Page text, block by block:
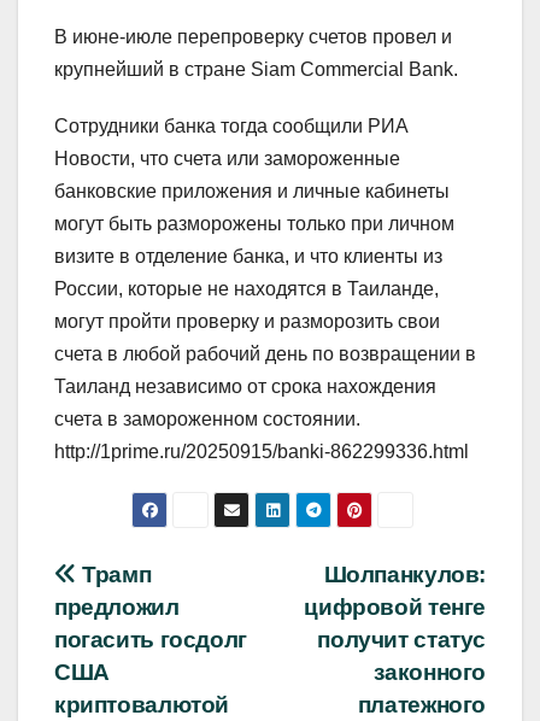
В июне-июле перепроверку счетов провел и
крупнейший в стране Siam Commercial Bank.
Сотрудники банка тогда сообщили РИА
Новости, что счета или замороженные
банковские приложения и личные кабинеты
могут быть разморожены только при личном
визите в отделение банка, и что клиенты из
России, которые не находятся в Таиланде,
могут пройти проверку и разморозить свои
счета в любой рабочий день по возвращении в
Таиланд независимо от срока нахождения
счета в замороженном состоянии.
http://1prime.ru/20250915/banki-862299336.html
Навигация
по
записям
Шолпанкулов:
цифровой тенге
получит статус
законного
платежного
Трамп
предложил
погасить госдолг
США
криптовалютой